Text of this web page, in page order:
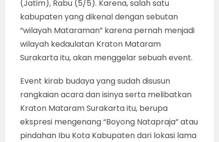
(Jatim), Rabu (5/5). Karena, salah satu
kabupaten yang dikenal dengan sebutan
“wilayah Mataraman” karena pernah menjadi
wilayah kedaulatan Kraton Mataram
Surakarta itu, akan menggelar sebuah event.
Event kirab budaya yang sudah disusun
rangkaian acara dan isinya serta melibatkan
Kraton Mataram Surakarta itu, berupa
ekspresi mengenang “Boyong Natapraja” atau
pindahan Ibu Kota Kabupaten dari lokasi lama